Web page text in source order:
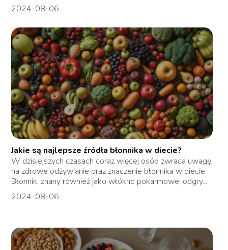
2024-08-06
Jakie są najlepsze źródła błonnika w diecie?
W dzisiejszych czasach coraz więcej osób zwraca uwagę
na zdrowe odżywianie oraz znaczenie błonnika w diecie.
Błonnik, znany również jako włókno pokarmowe, odgry...
2024-08-06